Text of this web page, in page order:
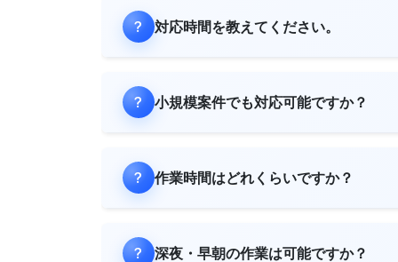
対応時間を教えてください。
小規模案件でも対応可能ですか？
作業時間はどれくらいですか？
深夜・早朝の作業は可能ですか？